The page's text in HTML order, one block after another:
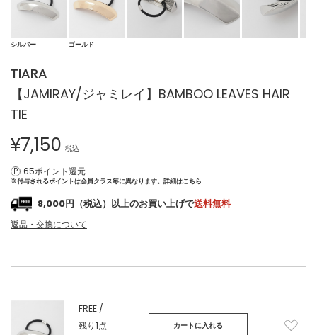
シルバー ゴールド
TIARA
【JAMIRAY/ジャミレイ】BAMBOO LEAVES HAIR
TIE
¥7,150 税込
65ポイント還元
※付与されるポイントは会員クラス毎に異なります。 詳細はこちら
8,000円（税込）以上のお買い上げで送料無料
返品・交換について
FREE /
残り1点
カートに入れる